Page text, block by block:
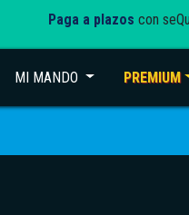
Paga a plazos con
MI MANDO (current)PREMIUM